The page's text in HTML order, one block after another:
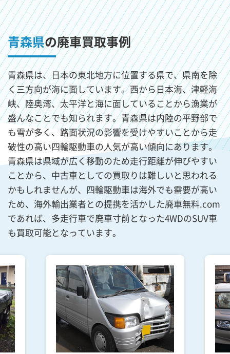
青森県の廃車買取事例
青森県は、日本の東北地方に位置する県で、県南を除
く三方向が海に面しています。西から日本海、津軽海
峡、陸奥湾、太平洋と海に面していることから漁業が
盛んなことでも知られます。青森県は内陸の平野部で
も雪が多く、路面状況の影響を受けやすいことから走
破性の高い四輪駆動車の人気が高い傾向にあります。
青森県は県域が広く移動のため走行距離が伸びやすい
ことから、中古車としての買取りは難しいと思われる
かもしれませんが、四輪駆動車は海外でも需要が高い
ため、海外輸出業者との提携を活かした廃車無料.com
であれば、多走行車で廃車寸前となった4WDのSUV車
も買取可能となっています。